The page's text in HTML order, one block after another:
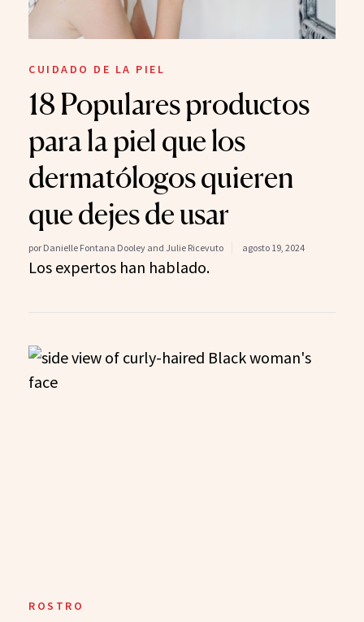
CUIDADO DE LA PIEL
18 Populares productos
para la piel que los
dermatólogos quieren
que dejes de usar
por Danielle Fontana Dooley and Julie Ricevuto agosto 19, 2024
Los expertos han hablado.
ROSTRO